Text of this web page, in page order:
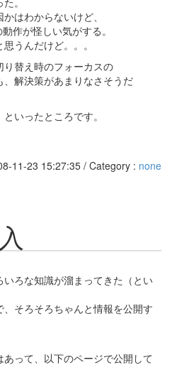
はわからないけど、
作が怪しい気がする。
うんだけど。。。
替え時のフォーカスの
解決策があまりなさそうだ
いったところです。
11-23 15:27:35 / Category : none
ろな知識が溜まってきた（とい
そろそろちゃんと情報を公開す
って、以下のページで公開して